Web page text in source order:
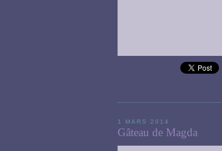
1 MARS 2014
Gâteau de Magda